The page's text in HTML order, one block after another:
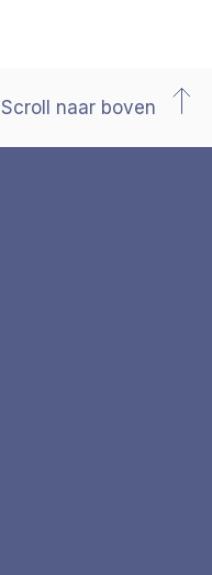
Scroll naar boven